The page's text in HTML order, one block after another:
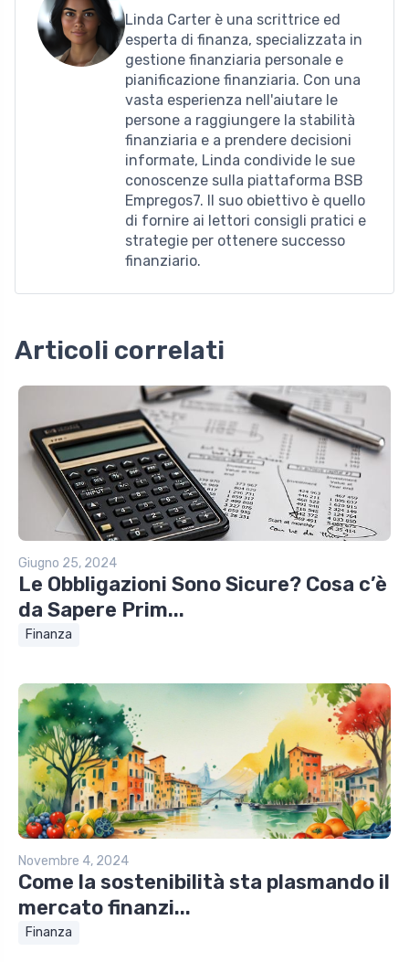
Linda Carter è una scrittrice ed
esperta di finanza, specializzata in
gestione finanziaria personale e
pianificazione finanziaria. Con una
vasta esperienza nell'aiutare le
persone a raggiungere la stabilità
finanziaria e a prendere decisioni
informate, Linda condivide le sue
conoscenze sulla piattaforma BSB
Empregos7. Il suo obiettivo è quello
di fornire ai lettori consigli pratici e
strategie per ottenere successo
finanziario.
Articoli correlati
Giugno 25, 2024
Le Obbligazioni Sono Sicure? Cosa c’è
da Sapere Prim...
Finanza
Novembre 4, 2024
Come la sostenibilità sta plasmando il
mercato finanzi...
Finanza